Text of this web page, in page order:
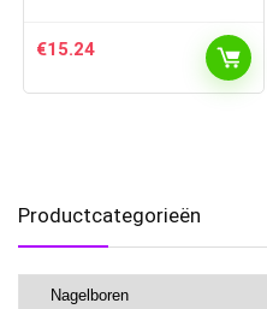
€15.24
Productcategorieën